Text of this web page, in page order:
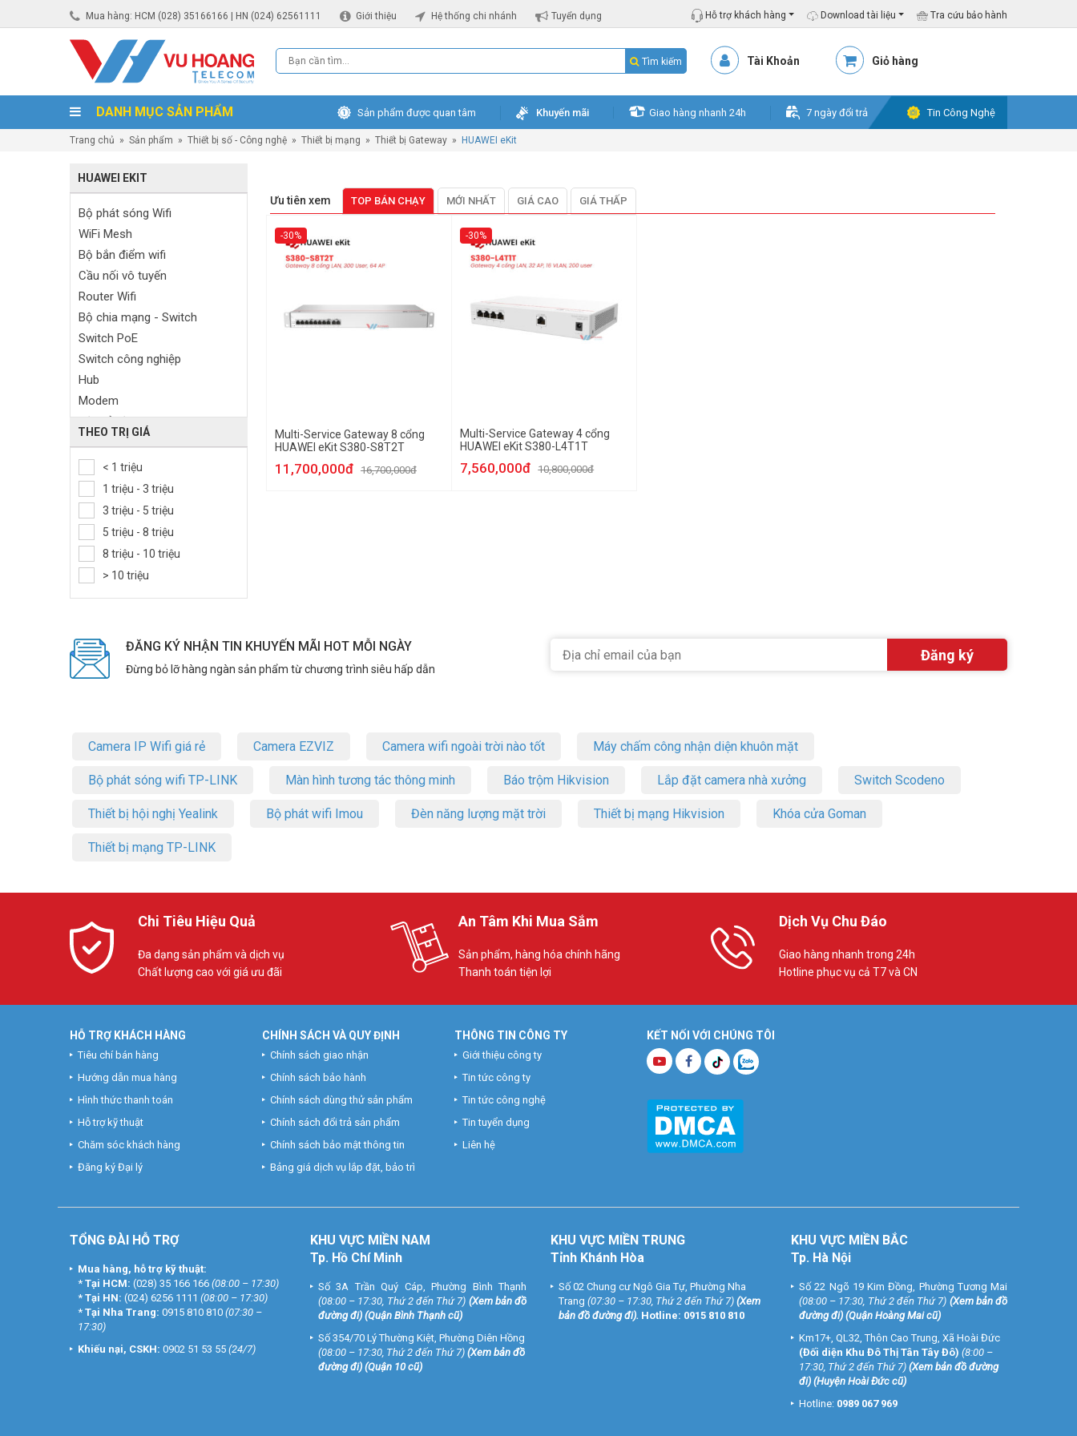
Mua hàng: HCM (028) 35166166 | HN (024) 62561111 Giới thiệu Hệ thống chi nhánh Tuyển dụng Hỗ trợ khách hàng Download tài liệu Tra cứu bảo hành
Tìm kiếm Tài Khoản Giỏ hàng
DANH MỤC SẢN PHẨM Sản phẩm được quan tâm Khuyến mãi Giao hàng nhanh 24h 7 ngày đổi trả Tin Công Nghệ
Trang chủ » Sản phẩm » Thiết bị số - Công nghệ » Thiết bị mạng » Thiết bị Gateway » HUAWEI eKit
HUAWEI EKIT
Bộ phát sóng Wifi
WiFi Mesh
Bộ bắn điểm wifi
Cầu nối vô tuyến
Router Wifi
Bộ chia mạng - Switch
Switch PoE
Switch công nghiệp
Hub
Modem
Bộ mở rộng sóng Wifi
Thiết bị Gateway
Thiết bị thu phát sóng di động
Card mạng
USB Wifi
Thiết bị 3G/4G
Adapter mạng
Phụ kiện thiết bị mạng
THEO TRỊ GIÁ
< 1 triệu
1 triệu - 3 triệu
3 triệu - 5 triệu
5 triệu - 8 triệu
8 triệu - 10 triệu
> 10 triệu
Ưu tiên xem TOP BÁN CHẠY MỚI NHẤT GIÁ CAO GIÁ THẤP
-30%
Multi-Service Gateway 8 cổng
HUAWEI eKit S380-S8T2T
11,700,000đ 16,700,000đ
-30%
Multi-Service Gateway 4 cổng
HUAWEI eKit S380-L4T1T
7,560,000đ 10,800,000đ
ĐĂNG KÝ NHẬN TIN KHUYẾN MÃI HOT MỖI NGÀY
Đừng bỏ lỡ hàng ngàn sản phẩm từ chương trình siêu hấp dẫn
Camera IP Wifi giá rẻ Camera EZVIZ Camera wifi ngoài trời nào tốt Máy chấm công nhận diện khuôn mặt
Bộ phát sóng wifi TP-LINK Màn hình tương tác thông minh Báo trộm Hikvision Lắp đặt camera nhà xưởng Switch Scodeno
Thiết bị hội nghị Yealink Bộ phát wifi Imou Đèn năng lượng mặt trời Thiết bị mạng Hikvision Khóa cửa Goman
Thiết bị mạng TP-LINK
Chi Tiêu Hiệu Quả
Đa dạng sản phẩm và dịch vụ
Chất lượng cao với giá ưu đãi
An Tâm Khi Mua Sắm
Sản phẩm, hàng hóa chính hãng
Thanh toán tiện lợi
Dịch Vụ Chu Đáo
Giao hàng nhanh trong 24h
Hotline phục vụ cả T7 và CN
KẾT NỐI VỚI CHÚNG TÔI
HỖ TRỢ KHÁCH HÀNG
Tiêu chí bán hàng
Hướng dẫn mua hàng
Hình thức thanh toán
Hỗ trợ kỹ thuật
Chăm sóc khách hàng
Đăng ký Đại lý
CHÍNH SÁCH VÀ QUY ĐỊNH
Chính sách giao nhận
Chính sách bảo hành
Chính sách dùng thử sản phẩm
Chính sách đổi trả sản phẩm
Chính sách bảo mật thông tin
Bảng giá dịch vụ lắp đặt, bảo trì
THÔNG TIN CÔNG TY
Giới thiệu công ty
Tin tức công ty
Tin tức công nghệ
Tin tuyển dụng
Liên hệ
TỔNG ĐÀI HỖ TRỢ
Mua hàng, hỗ trợ kỹ thuật:
* Tại HCM: (028) 35 166 166 (08:00 – 17:30)
* Tại HN: (024) 6256 1111 (08:00 – 17:30)
* Tại Nha Trang: 0915 810 810 (07:30 –
17:30)
Khiếu nại, CSKH: 0902 51 53 55 (24/7)
KHU VỰC MIỀN NAM
Tp. Hồ Chí Minh
Số 3A Trần Quý Cáp, Phường Bình Thạnh
(08:00 – 17:30, Thứ 2 đến Thứ 7) (Xem bản đồ
đường đi) (Quận Bình Thạnh cũ)
Số 354/70 Lý Thường Kiệt, Phường Diên Hồng
(08:00 – 17:30, Thứ 2 đến Thứ 7) (Xem bản đồ
đường đi) (Quận 10 cũ)
KHU VỰC MIỀN TRUNG
Tỉnh Khánh Hòa
Số 02 Chung cư Ngô Gia Tự, Phường Nha
Trang (07:30 – 17:30, Thứ 2 đến Thứ 7) (Xem
bản đồ đường đi). Hotline: 0915 810 810
KHU VỰC MIỀN BẮC
Tp. Hà Nội
Số 22 Ngõ 19 Kim Đồng, Phường Tương Mai
(08:00 – 17:30, Thứ 2 đến Thứ 7) (Xem bản đồ
đường đi) (Quận Hoàng Mai cũ)
Km17+, QL32, Thôn Cao Trung, Xã Hoài Đức
(Đối diện Khu Đô Thị Tân Tây Đô) (8:00 –
17:30, Thứ 2 đến Thứ 7) (Xem bản đồ đường
đi) (Huyện Hoài Đức cũ)
Hotline: 0989 067 969